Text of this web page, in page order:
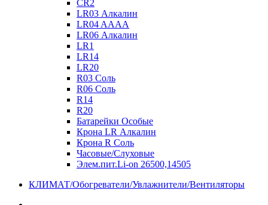
CR2
LR03 Алкалин
LR04 AAAA
LR06 Алкалин
LR1
LR14
LR20
R03 Соль
R06 Соль
R14
R20
Батарейки Особые
Крона LR Алкалин
Крона R Соль
Часовые/Слуховые
Элем.пит.Li-on 26500,14505
КЛИМАТ/Обогреватели/Увлажнители/Вентиляторы